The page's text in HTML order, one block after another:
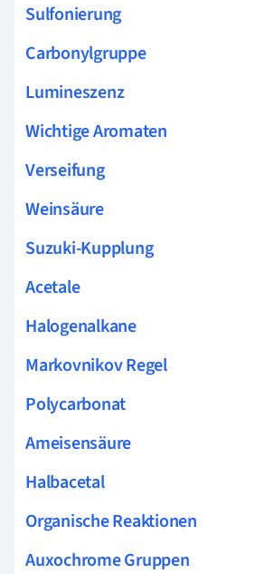
Sulfonierung
Carbonylgruppe
Lumineszenz
Wichtige Aromaten
Verseifung
Weinsäure
Suzuki-Kupplung
Acetale
Halogenalkane
Markovnikov Regel
Polycarbonat
Ameisensäure
Halbacetal
Organische Reaktionen
Auxochrome Gruppen